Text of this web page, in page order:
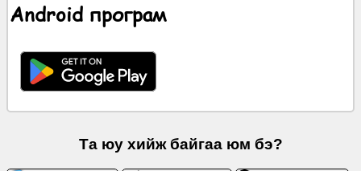
Харилцагчид
Android програм
Та юу хийж байгаа юм бэ?